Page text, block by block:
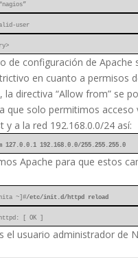
user
de configuración de Apache
en cuanto a permisos
la directiva “Allow from” se
que solo permitimos acceso
y a la red 192.168.0.0/24 así:
127.0.0.1 192.168.0.0/255.255.255.0
Apache para que estos
~]#/etc/init.d/httpd reload
httpd: [ OK ]
el usuario administrador de